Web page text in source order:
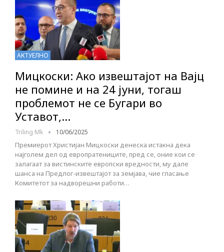
АКТУЕЛНО
Мицкоски: Ако извештајот на Вајц
не помине и на 24 јуни, тогаш
проблемот не се Бугари во
Уставот,…
Triling Mk 10/06/2025
Премиерот Христијан Мицкоски денеска истакна дека
најголем дел од европратениците, пред се, оние кои се
залагаат за вистинските европски вредности, му дале
шанса на Предлог-извештајот за земјава, чие гласање
Комитетот за надворешни работи…